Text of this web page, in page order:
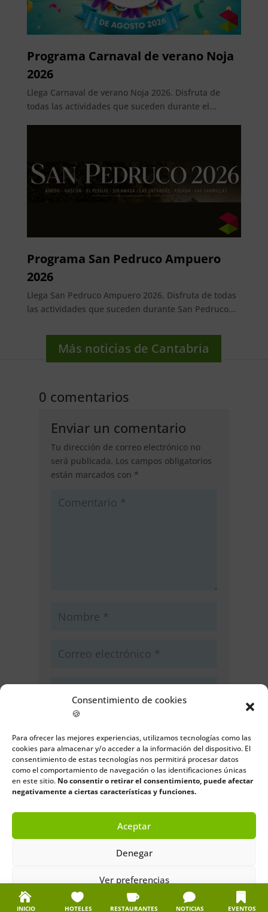
Consentimiento de cookies
🍪
Para ofrecer las mejores experiencias, utilizamos tecnologías como las
cookies para almacenar y/o acceder a la información del dispositivo. El
consentimiento de estas tecnologías nos permitirá procesar datos
como el comportamiento de navegación o las identificaciones únicas
en este sitio. No consentir o retirar el consentimiento, puede afectar
negativamente a ciertas características y funciones.
Aceptar
Denegar
Ver preferencias
Política de cookiesPolítica de privacidadAviso legal
INICIO HOTELES RESTAURANTES NOTICIAS EVENTOS
Programa Carnaval de verano Noja
2026
Llega Carnaval de verano Noja 2026. Disfruta de
todas las actividades que suceden durante el...
Programa San Pedruco Ampuero
2026
Llega San Pedruco Ampuero 2026. Disfruta de todas
las actividades que suceden durante San Pedruco...
Más noticias de Cantabria
0 comentarios
Enviar un comentario
Tu dirección de correo electrónico no
será publicada. Los campos obligatorios
están marcados con *
Guarda mi nombre, correo
electrónico y web en este navegador
para la próxima vez que comente.
Enviar comentario